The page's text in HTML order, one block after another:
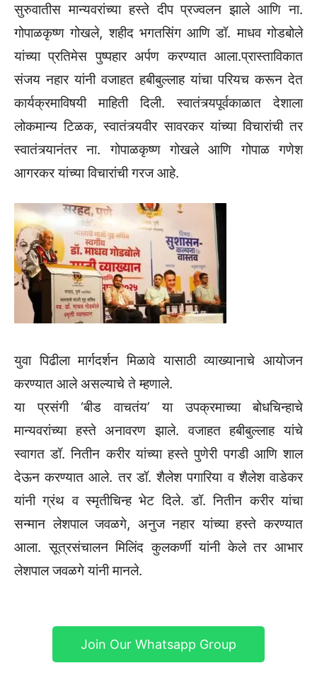
सुरुवातीस मान्यवरांच्या हस्ते दीप प्रज्वलन झाले आणि ना.
गोपाळकृष्ण गोखले, शहीद भगतसिंग आणि डॉ. माधव गोडबोले
यांच्या प्रतिमेस पुष्पहार अर्पण करण्यात आला.प्रास्ताविकात
संजय नहार यांनी वजाहत हबीबुल्लाह यांचा परियच करून देत
कार्यक्रमाविषयी माहिती दिली. स्वातंत्र्यपूर्वकाळात देशाला
लोकमान्य टिळक, स्वातंत्र्यवीर सावरकर यांच्या विचारांची तर
स्वातंत्र्यानंतर ना. गोपाळकृष्ण गोखले आणि गोपाळ गणेश
आगरकर यांच्या विचारांची गरज आहे.
युवा पिढीला मार्गदर्शन मिळावे यासाठी व्याख्यानाचे आयोजन
करण्यात आले असल्याचे ते म्हणाले.
या प्रसंगी ‘बीड वाचतंय’ या उपक्रमाच्या बोधचिन्हाचे
मान्यवरांच्या हस्ते अनावरण झाले. वजाहत हबीबुल्लाह यांचे
स्वागत डॉ. नितीन करीर यांच्या हस्ते पुणेरी पगडी आणि शाल
देऊन करण्यात आले. तर डॉ. शैलेश पगारिया व शैलेश वाडेकर
यांनी ग्रंथ व स्मृतीचिन्ह भेट दिले. डॉ. नितीन करीर यांचा
सन्मान लेशपाल जवळगे, अनुज नहार यांच्या हस्ते करण्यात
आला. सूत्रसंचालन मिलिंद कुलकर्णी यांनी केले तर आभार
लेशपाल जवळगे यांनी मानले.
Join Our Whatsapp Group